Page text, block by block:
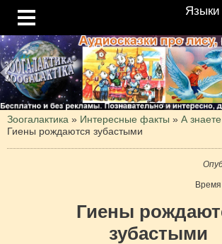
Языки
Зоогалактика » Интересные факты » А
Гиены рождаются зубастыми
Время
Гиены
зубастыми